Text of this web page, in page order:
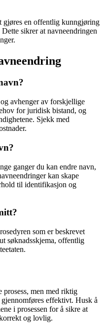
gjøres en offentlig kunngjøring
sikrer at navneendringen
avhenger av forskjellige
for juridisk bistand, og
Sjekk med
ganger du kan endre navn,
kan skape
til identifikasjon og
som er beskrevet
søknadsskjema, offentlig
men med riktig
effektivt. Husk å
i prosessen for å sikre at
og lovlig.